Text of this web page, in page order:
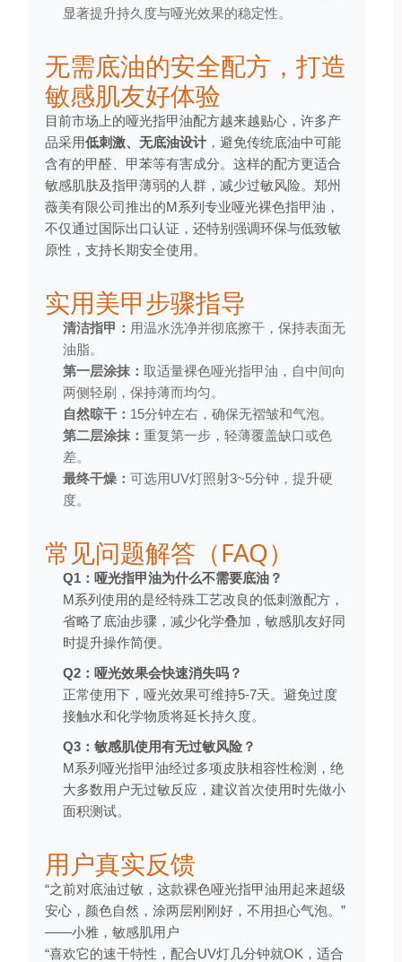
显著提升持久度与哑光效果的稳定性。
无需底油的安全配方，打造
敏感肌友好体验
目前市场上的哑光指甲油配方越来越贴心，许多产
品采用低刺激、无底油设计，避免传统底油中可能
含有的甲醛、甲苯等有害成分。这样的配方更适合
敏感肌肤及指甲薄弱的人群，减少过敏风险。郑州
薇美有限公司推出的M系列专业哑光裸色指甲油，
不仅通过国际出口认证，还特别强调环保与低致敏
原性，支持长期安全使用。
实用美甲步骤指导
清洁指甲： 用温水洗净并彻底擦干，保持表面无
油脂。
第一层涂抹： 取适量裸色哑光指甲油，自中间向
两侧轻刷，保持薄而均匀。
自然晾干： 15分钟左右，确保无褶皱和气泡。
第二层涂抹： 重复第一步，轻薄覆盖缺口或色
差。
最终干燥： 可选用UV灯照射3~5分钟，提升硬
度。
常见问题解答（FAQ）
Q1：哑光指甲油为什么不需要底油？
M系列使用的是经特殊工艺改良的低刺激配方，
省略了底油步骤，减少化学叠加，敏感肌友好同
时提升操作简便。
Q2：哑光效果会快速消失吗？
正常使用下，哑光效果可维持5-7天。避免过度
接触水和化学物质将延长持久度。
Q3：敏感肌使用有无过敏风险？
M系列哑光指甲油经过多项皮肤相容性检测，绝
大多数用户无过敏反应，建议首次使用时先做小
面积测试。
用户真实反馈
“之前对底油过敏，这款裸色哑光指甲油用起来超级
安心，颜色自然，涂两层刚刚好，不用担心气泡。”
——小雅，敏感肌用户
“喜欢它的速干特性，配合UV灯几分钟就OK，适合